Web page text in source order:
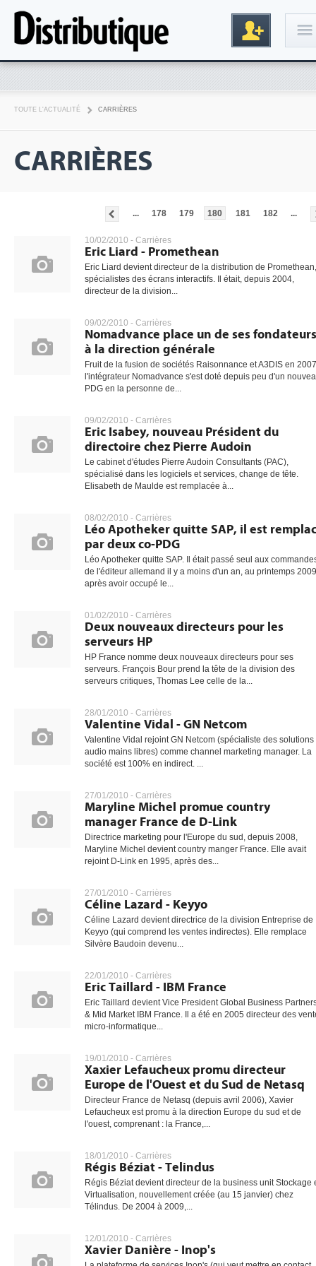
gratuite
TOUTE L'ACTUALITÉ CARRIÈRES
CARRIÈRES
... 178 179 180 181 182 ...
10/02/2010 - Carrières
Eric Liard - Promethean
Eric Liard devient directeur de la distribution de Promethean,
spécialistes des écrans interactifs. Il était, depuis 2004,
directeur de la division...
09/02/2010 - Carrières
Nomadvance place un de ses fondateurs
à la direction générale
Fruit de la fusion de sociétés Raisonnance et A3DIS en
l'intégrateur Nomadvance s'est doté depuis peu d'un
PDG en la personne de...
09/02/2010 - Carrières
Eric Isabey, nouveau Président du
directoire chez Pierre Audoin
Le cabinet d'études Pierre Audoin Consultants (PAC),
spécialisé dans les logiciels et services, change de tête.
Elisabeth de Maulde est remplacée à...
08/02/2010 - Carrières
Léo Apotheker quitte SAP, il est
par deux co-PDG
Léo Apotheker quitte SAP. Il était passé seul aux
de l'éditeur allemand il y a moins d'un an, au printemps
après avoir occupé le...
01/02/2010 - Carrières
Deux nouveaux directeurs pour les
serveurs HP
HP France nomme deux nouveaux directeurs pour ses
serveurs. François Bour prend la tête de la division des
serveurs critiques, Thomas Lee celle de la...
28/01/2010 - Carrières
Valentine Vidal - GN Netcom
Valentine Vidal rejoint GN Netcom (spécialiste des solutions
audio mains libres) comme channel marketing manager. La
société est 100% en indirect. ...
27/01/2010 - Carrières
Maryline Michel promue country
manager France de D-Link
Directrice marketing pour l'Europe du sud, depuis 2008,
Maryline Michel devient country manger France. Elle avait
rejoint D-Link en 1995, après des...
27/01/2010 - Carrières
Céline Lazard - Keyyo
Céline Lazard devient directrice de la division Entreprise de
Keyyo (qui comprend les ventes indirectes). Elle remplace
Silvère Baudoin devenu...
22/01/2010 - Carrières
Eric Taillard - IBM France
Eric Taillard devient Vice President Global Business
& Mid Market IBM France. Il a été en 2005 directeur des
micro-informatique...
19/01/2010 - Carrières
Xaxier Lefaucheux promu directeur
Europe de l'Ouest et du Sud de Netasq
Directeur France de Netasq (depuis avril 2006), Xavier
Lefaucheux est promu à la direction Europe du sud et de
l'ouest, comprenant : la France,...
18/01/2010 - Carrières
Régis Béziat - Telindus
Régis Béziat devient directeur de la business unit Stockage
Virtualisation, nouvellement créée (au 15 janvier) chez
Télindus. De 2004 à 2009,...
12/01/2010 - Carrières
Xavier Danière - Inop's